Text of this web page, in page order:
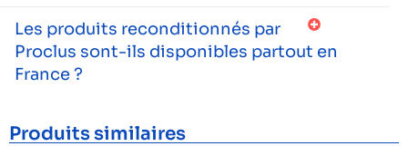
Les produits reconditionnés par
Proclus sont-ils disponibles partout en
France ?
Produits similaires